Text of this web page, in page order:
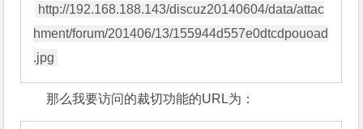
http://192.168.188.143/discuz20140604/data/attac
hment/forum/201406/13/155944d557e0dtcdpouoad
那么我要访问的裁切功能的URL为：